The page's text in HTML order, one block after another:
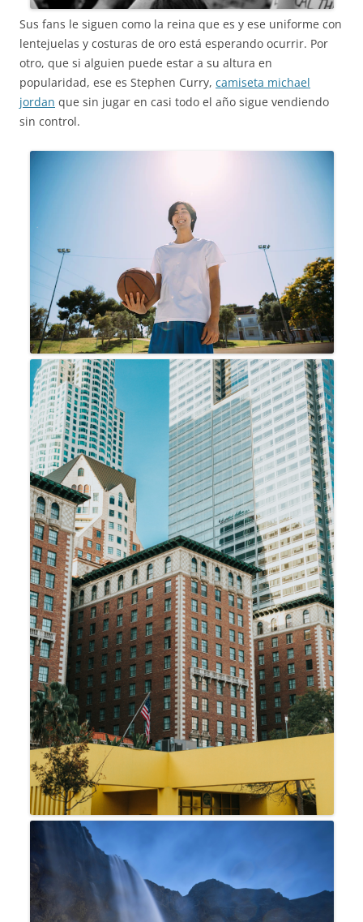
Sus fans le siguen como la reina que es y ese uniforme con
lentejuelas y costuras de oro está esperando ocurrir. Por
otro, que si alguien puede estar a su altura en
popularidad, ese es Stephen Curry, camiseta michael
jordan que sin jugar en casi todo el año sigue vendiendo
sin control.